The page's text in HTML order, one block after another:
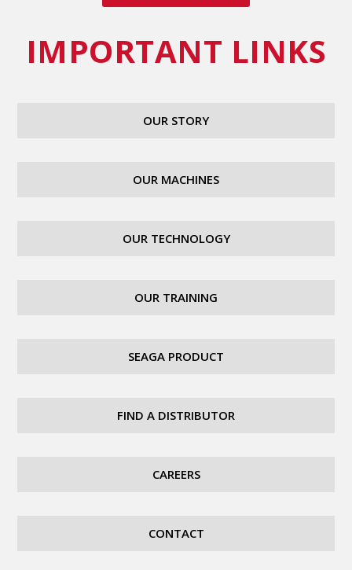
IMPORTANT LINKS
OUR STORY
OUR MACHINES
OUR TECHNOLOGY
OUR TRAINING
SEAGA PRODUCT
FIND A DISTRIBUTOR
CAREERS
CONTACT